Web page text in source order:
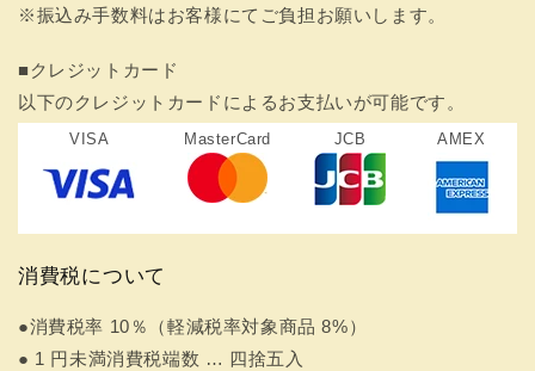
※振込み手数料はお客様にてご負担お願いします。
■クレジットカード
以下のクレジットカードによるお支払いが可能です。
VISA MasterCard JCB AMEX
消費税について
●消費税率 10％（軽減税率対象商品 8%）
● 1 円未満消費税端数 … 四捨五入